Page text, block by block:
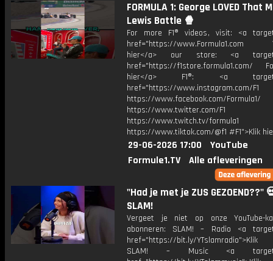
FORMULA 1: George LOVED That
Lewis Battle 🍿
For more F1® videos, visit: <a
href="https://www.Formula1.com
hier</a> our store: <a
href="https://f1store.formula1.com/
hier</a> F1®: <a
href="https://www.instagram.com/F1
https://www.facebook.com/Formula1/
https://www.twitter.com/F1
https://www.twitch.tv/formula1
https://www.tiktok.com/@f1 #F1">Klik
29-06-2026 17:00
YouTube
Formule1.TV
Alle afleveringen
"Had je met je ZUS GEZOEND??"
SLAM!
Vergeet je niet op onze YouTube-
abonneren: SLAM! – Radio <a
href="https://bit.ly/
SLAM! – Music <a